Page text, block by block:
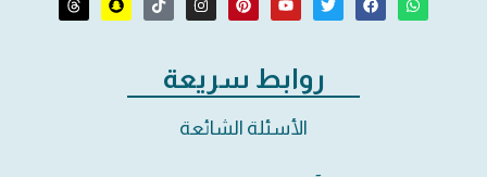
روابط سريعة
الأسئلة الشائعة